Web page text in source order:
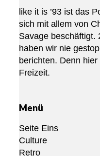
like it is ’93 ist das
sich mit allem von
Savage beschäftigt.
haben wir nie
berichten. Denn
Freizeit.
Menü
Seite Eins
Culture
Retro